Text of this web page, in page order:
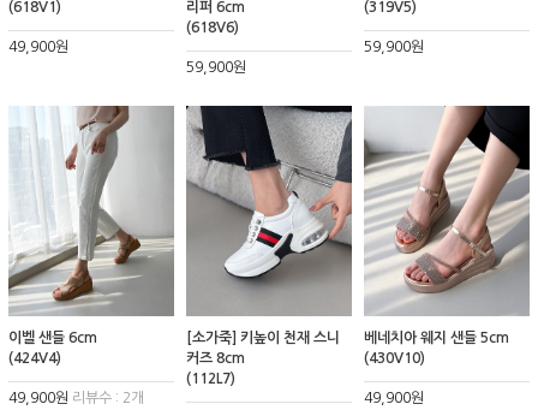
(618V1)
49,900원
리퍼 6cm
(618V6)
59,900원
(319V5)
59,900원
이벨 샌들 6cm
(424V4)
49,900원 리뷰수 : 2개
[소가죽] 키높이 천재 스니
커즈 8cm
(112L7)
베네치아 웨지 샌들 5cm
(430V10)
49,900원